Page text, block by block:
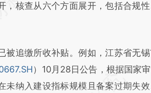
，核查从六个方面展开，包括合规性
追缴所收补贴。例如，江苏省无锡
）10月28日公告，根据国家
未纳入建设指标规模且备案过期失